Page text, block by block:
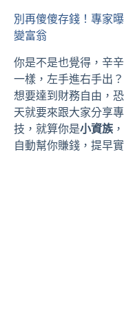
別再傻傻存錢！專家
變富翁
你是不是也覺得，辛
一樣，左手進右手出
想要達到財務自由，
天就要來跟大家分享
技，就算你是小資族
自動幫你賺錢，提早